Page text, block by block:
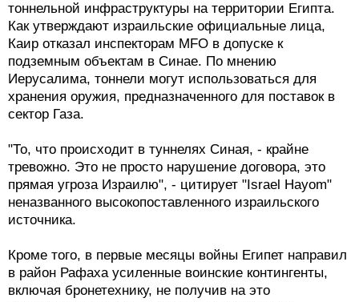
тоннельной инфраструктуры на территории Египта.
Как утверждают израильские официальные лица,
Каир отказал инспекторам MFO в допуске к
подземным объектам в Синае. По мнению
Иерусалима, тоннели могут использоваться для
хранения оружия, предназначенного для поставок в
сектор Газа.
"То, что происходит в туннелях Синая, - крайне
тревожно. Это не просто нарушение договора, это
прямая угроза Израилю", - цитирует "Israel Hayom"
неназванного высокопоставленного израильского
источника.
Кроме того, в первые месяцы войны Египет направил
в район Рафаха усиленные воинские контингенты,
включая бронетехнику, не получив на это